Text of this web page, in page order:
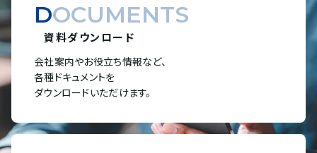
DOCUMENTS
資料ダウンロード
会社案内やお役立ち情報など、
各種ドキュメントを
ダウンロードいただけます。